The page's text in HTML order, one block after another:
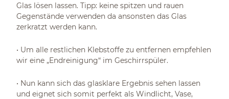
Glas lösen lassen. Tipp: keine spitzen und rauen
Gegenstände verwenden da ansonsten das Glas
zerkratzt werden kann.
• Um alle restlichen Klebstoffe zu entfernen empfehlen
wir eine „Endreinigung“ im Geschirrspüler.
• Nun kann sich das glasklare Ergebnis sehen lassen
und eignet sich somit perfekt als Windlicht, Vase,